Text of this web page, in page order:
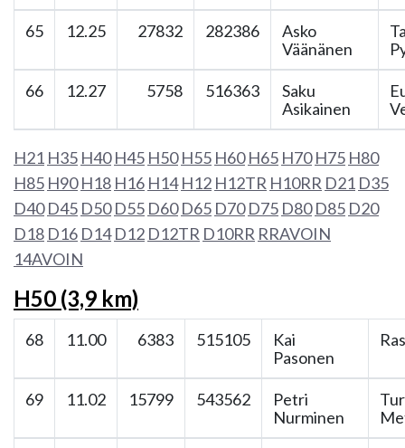
65 12.25 27832 282386
Asko
Väänänen
66 12.27 5758 516363
Saku
Asikainen
H21 H35 H40 H45 H50 H55 H60 H65 H70 H75 H80
H85 H90 H18 H16 H14 H12 H12TR H10RR D21 D35
D40 D45 D50 D55 D60 D65 D70 D75 D80 D85 D20
D18 D16 D14 D12 D12TR D10RR RRAVOIN
14AVOIN
H50 (3,9 km)
68 11.00 6383 515105
Kai
Pasonen
69 11.02 15799 543562
Petri
Nurminen